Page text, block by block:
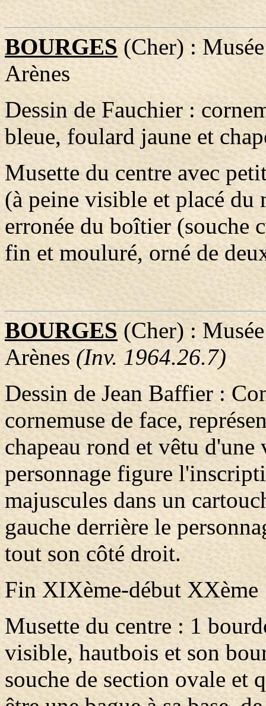
BOURGES(Cher) :
Arènes
Dessin de Fauchier :
bleue, foulard jaune et
Musette du centre avec
(à peine visible et placé du
erronée du boîtier (souche
fin et mouluré, orné de
BOURGES (Cher) :
Arènes(Inv. 1964.26.7)
Dessin de Jean Baffier :
cornemuse de face,
chapeau rond et vêtu d'une
personnage figure
majuscules dans un
gauche derrière le
tout son côté droit.
Fin XIXème-début XXème
Musette du centre : 1
visible, hautbois et son
souche de section ovale et